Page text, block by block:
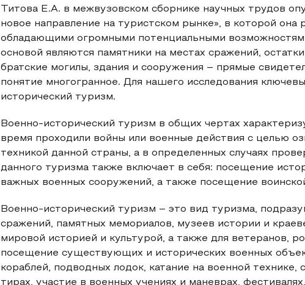
Титова Е.А. в межвузовском сборнике научных трудов
новое направление на туристском рынке», в которой она
обладающими огромными потенциальными
основой являются памятники на местах сражений,
братские могилы, здания и сооружения – прямые
понятие многогранное. Для нашего исследования
исторический туризм.
Военно-исторический туризм в общих чертах
время проходили войны или военные действия с целью
техникой данной страны, а в определенных случаях
данного туризма также включает в себя: посещение
важных военных сооружений, а также посещение
Военно-исторический туризм – это вид туризма,
сражений, памятных мемориалов, музеев истории и
мировой историей и культурой, а также для ветеранов,
посещение существующих и исторических военных
кораблей, подводных лодок, катание на военной технике,
тирах, участие в военных учениях и маневрах,